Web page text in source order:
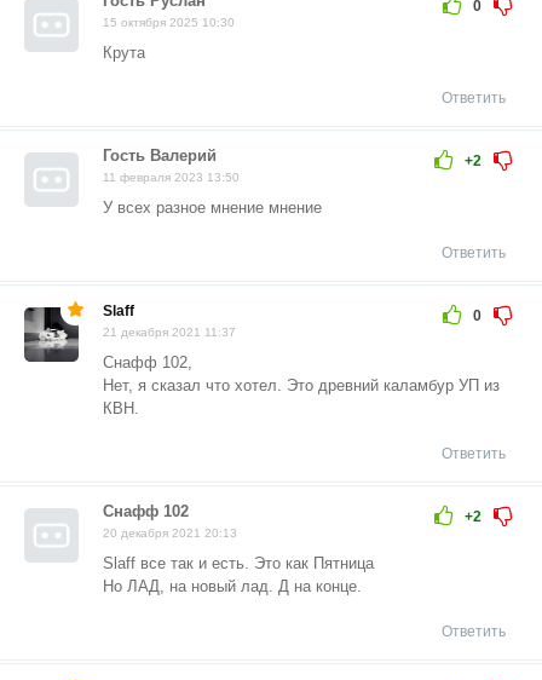
0
15 октября 2025 10:30
Крута
Ответить
+2
Гость Валерий
11 февраля 2023 13:50
У всех разное мнение мнение
Ответить
0
Slaff
21 декабря 2021 11:37
Снафф 102,
Нет, я сказал что хотел. Это древний каламбур УП из
КВН.
Ответить
+2
Снафф 102
20 декабря 2021 20:13
Slaff все так и есть. Это как Пятница
Но ЛАД, на новый лад. Д на конце.
Ответить